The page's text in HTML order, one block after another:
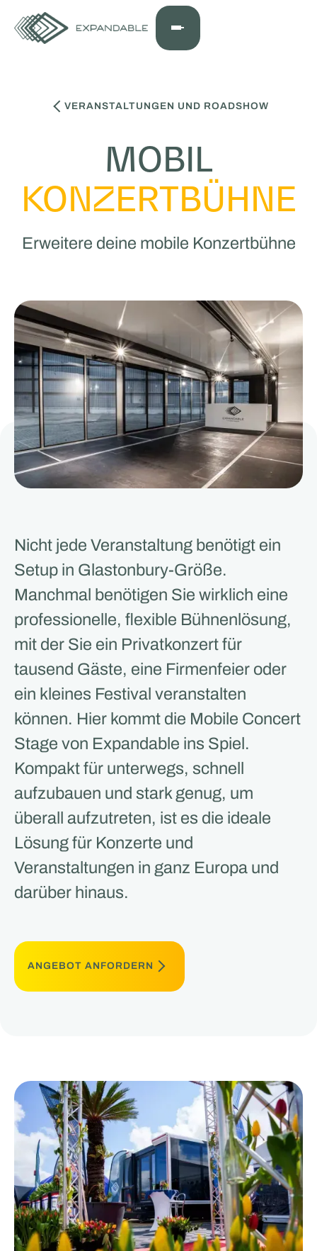
VERANSTALTUNGEN UND ROADSHOW
MOBIL
KONZERTBÜHNE
Erweitere deine mobile Konzertbühne
Nicht jede Veranstaltung benötigt ein
Setup in Glastonbury-Größe.
Manchmal benötigen Sie wirklich eine
professionelle, flexible Bühnenlösung,
mit der Sie ein Privatkonzert für
tausend Gäste, eine Firmenfeier oder
ein kleines Festival veranstalten
können. Hier kommt die Mobile Concert
Stage von Expandable ins Spiel.
Kompakt für unterwegs, schnell
aufzubauen und stark genug, um
überall aufzutreten, ist es die ideale
Lösung für Konzerte und
Veranstaltungen in ganz Europa und
darüber hinaus.
ANGEBOT ANFORDERN